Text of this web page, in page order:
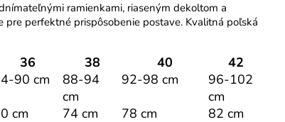
ramienkami, riaseným dekoltom a
perfektné prispôsobenie postave. Kvalitná poľská
36 38 40
42
90 cm
88-94
cm
92-98 cm
96-102
cm
cm 74 cm 78 cm
82 cm